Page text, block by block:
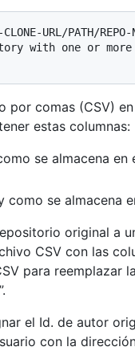
URL/PATH/REPO-
with one or
por comas (CSV) en
estas columnas:
se almacena
como se almacena
original a
CSV con las
para reemplazar
el Id. de autor
con la